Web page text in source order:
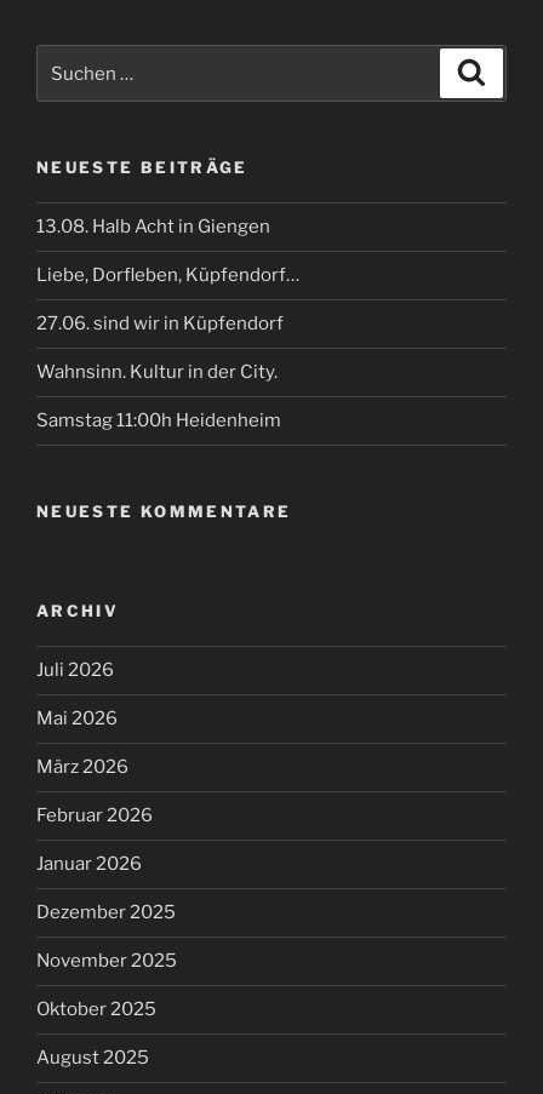
nach:
NEUESTE BEITRÄGE
13.08. Halb Acht in Giengen
Liebe, Dorfleben, Küpfendorf…
27.06. sind wir in Küpfendorf
Wahnsinn. Kultur in der City.
Samstag 11:00h Heidenheim
NEUESTE KOMMENTARE
ARCHIV
Juli 2026
Mai 2026
März 2026
Februar 2026
Januar 2026
Dezember 2025
November 2025
Oktober 2025
August 2025